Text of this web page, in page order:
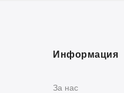
Информация
За нас